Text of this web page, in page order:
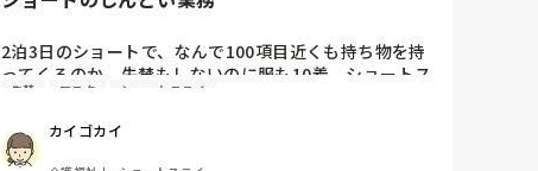
自分が腐る前にそんなとこやめちゃいます。「なんとかに
ですよ。今は「うわっ、あんな対応してやばっ」とか思っ
ても、毎日そんな光景みていたら
「自分もあんな対応していいんだ」
ってなっちゃいそうですよ。利用者無視したり「どうせ忘
2泊3日のショートで、なんで100項目近くも持ち物を持
ってくるのか。失禁もしないのに服も10着。ショートス
チェック。マスクとかも箱で持ってくるから一枚ずつ出
して数えてるけど、衛生的にどうなんかなといつも思
う。
失禁 マスク ショートステイ
カイゴカイ